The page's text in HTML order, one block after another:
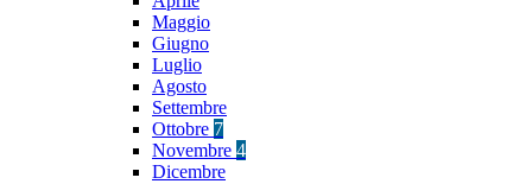
Maggio
Giugno
Luglio
Agosto
Settembre
Ottobre 7
Novembre 4
Dicembre